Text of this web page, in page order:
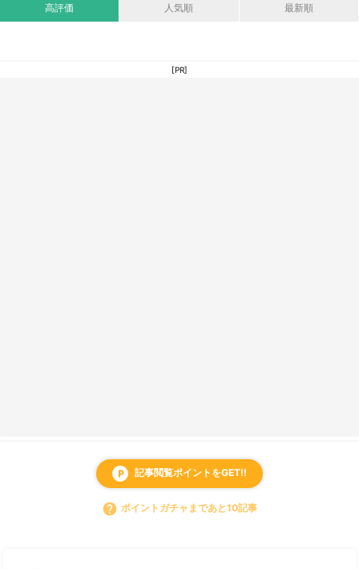
高評価 人気順 最新順
[PR]
local_parking 記事閲覧ポイントをGET!!
help ポイントガチャまであと10記事